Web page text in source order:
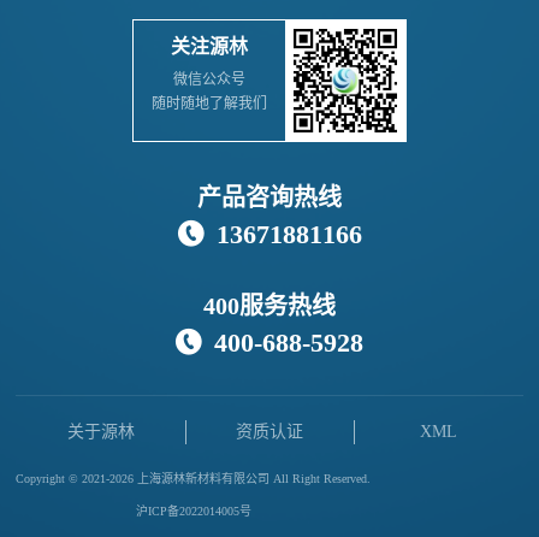
关注源林
微信公众号
随时随地了解我们
产品咨询热线
 13671881166
400服务热线
 400-688-5928
关于源林 资质认证 XML
Copyright © 2021-2026 上海源林新材料有限公司 All Right Reserved.
沪ICP备2022014005号